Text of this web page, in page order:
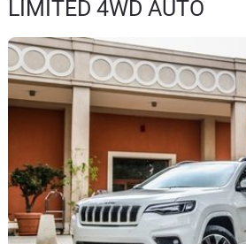
d'achat
Electriques
Utilitaires
Flottes
Auto
Services
LIMITED 4WD AUTO